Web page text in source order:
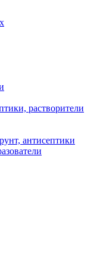
растворители
антисептики